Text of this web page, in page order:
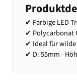
✔ Farbige LED
✔ Polycarbonat
✔ Ideal für wilde
✔ D: 55mm -